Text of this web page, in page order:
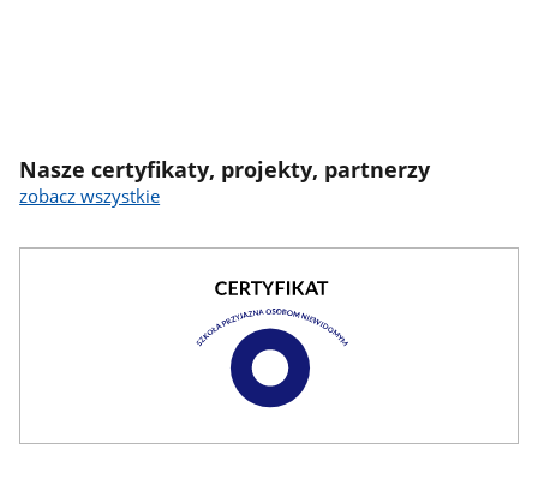
Nasze certyfikaty, projekty, partnerzy
zobacz wszystkie